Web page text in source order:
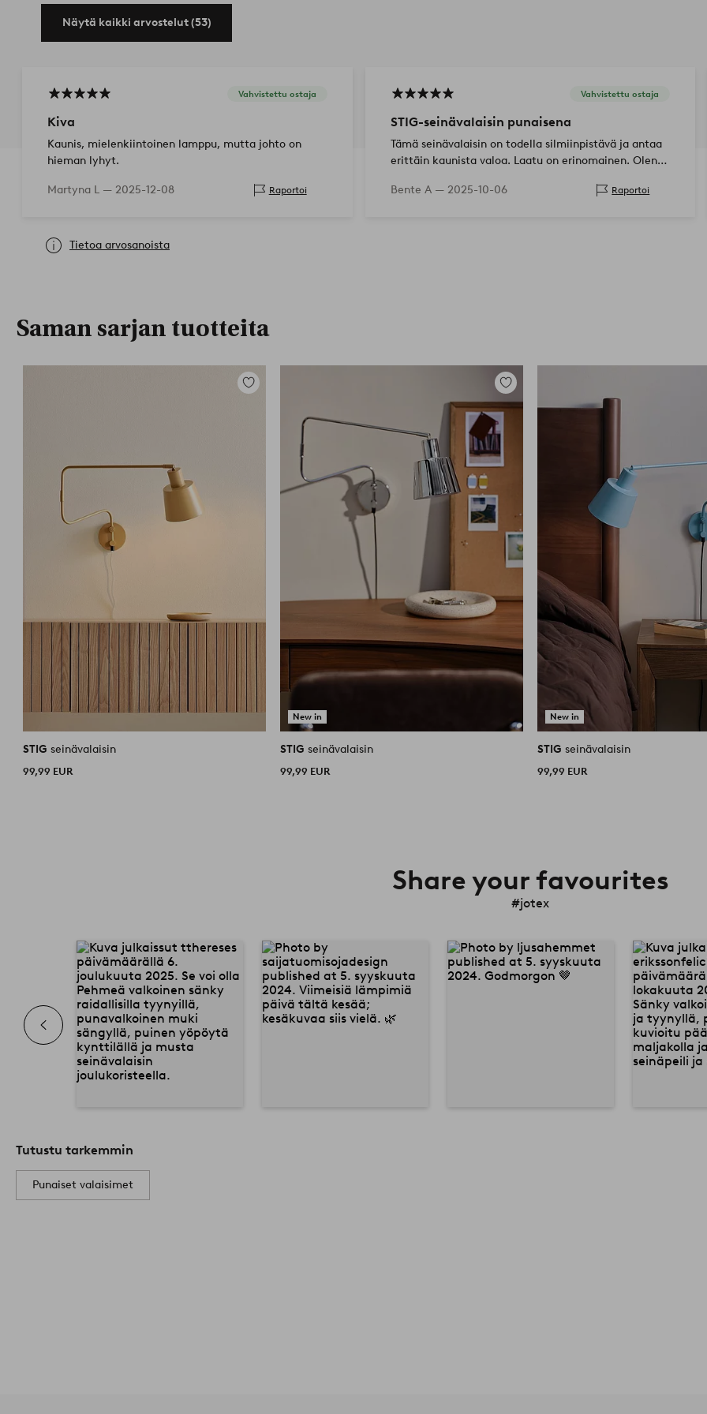
Näytä kaikki arvostelut (53)
Vahvistettu ostaja
Kiva
Kaunis, mielenkiintoinen lamppu, mutta johto on
hieman lyhyt.
Martyna L — 2025-12-08 Raportoi
Vahvistettu ostaja
STIG-seinävalaisin punaisena
Tämä seinävalaisin on todella silmiinpistävä ja antaa
erittäin kaunista valoa. Laatu on erinomainen. Olen
Bente A — 2025-10-06 Raportoi
Tietoa arvosanoista
Saman sarjan tuotteita
Lisää
STIG seinävalaisin
99,99 EUR
New in
Lisää
suosikkeihin
STIG seinävalaisin
99,99 EUR
New in
STIG seinävalaisin
99,99 EUR
Share your favourites
#jotex
Tutustu tarkemmin
Punaiset valaisimet